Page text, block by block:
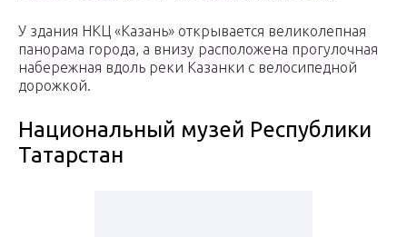
У здания НКЦ «Казань» открывается великолепная
панорама города, а внизу расположена прогулочная
набережная вдоль реки Казанки с велосипедной
дорожкой.
Национальный музей Республики
Татарстан